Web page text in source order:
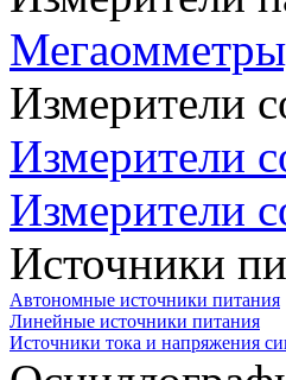
Измерители
Измерители
Измерители
Источники
Автономные источники питания
Линейные источники питания
Источники тока и напряжения